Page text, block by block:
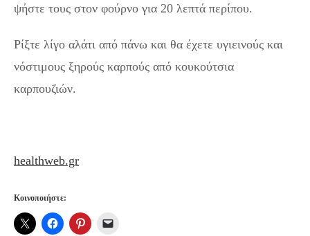
ψήστε τους στον φούρνο για 20 λεπτά περίπου.
Ρίξτε λίγο αλάτι από πάνω και θα έχετε υγιεινούς και
νόστιμους ξηρούς καρπούς από κουκούτσια
καρπουζιών.
healthweb.gr
Κοινοποιήστε: